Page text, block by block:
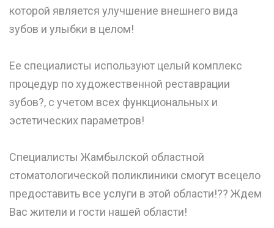
которой является улучшение внешнего вида
зубов и улыбки в целом! ⠀
Ее специалисты используют целый комплекс
процедур по художественной реставрации
зубов?, с учетом всех функциональных и
эстетических параметров! ⠀
Специалисты Жамбылской областной
стоматологической поликлиники смогут всецело
предоставить все услуги в этой области!?? Ждем
Вас жители и гости нашей области!